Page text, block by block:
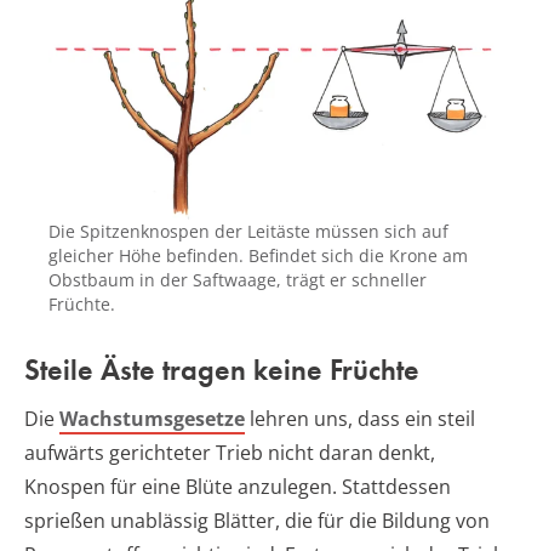
Die Spitzenknospen der Leitäste müssen sich auf
gleicher Höhe befinden. Befindet sich die Krone am
Obstbaum in der Saftwaage, trägt er schneller
Früchte.
Steile Äste tragen keine Früchte
DieWachstumsgesetze lehren uns, dass ein steil
aufwärts gerichteter Trieb nicht daran denkt,
Knospen für eine Blüte anzulegen. Stattdessen
sprießen unablässig Blätter, die für die Bildung von